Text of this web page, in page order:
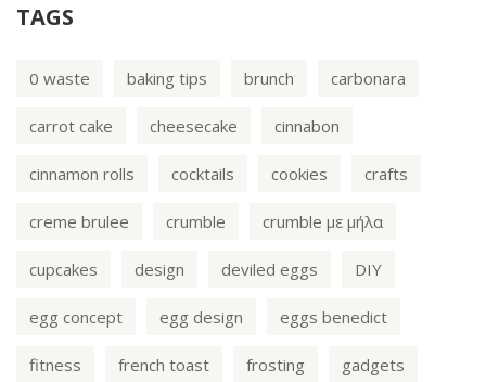
TAGS
0 waste baking tips brunch carbonara
carrot cake cheesecake cinnabon
cinnamon rolls cocktails cookies crafts
creme brulee crumble crumble με μήλα
cupcakes design deviled eggs DIY
egg concept egg design eggs benedict
fitness french toast frosting gadgets